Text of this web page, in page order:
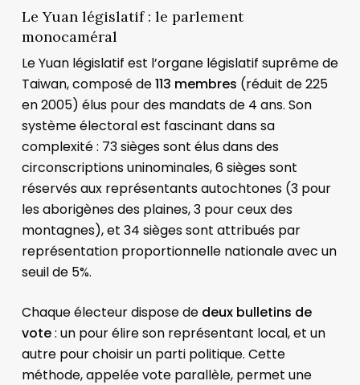
Le Yuan législatif : le parlement
monocaméral
Le Yuan législatif est l’organe législatif suprême de
Taiwan, composé de113 membres (réduit de 225
en 2005) élus pour des mandats de 4 ans. Son
système électoral est fascinant dans sa
complexité : 73 sièges sont élus dans des
circonscriptions uninominales, 6 sièges sont
réservés aux représentants autochtones (3 pour
les aborigènes des plaines, 3 pour ceux des
montagnes), et 34 sièges sont attribués par
représentation proportionnelle nationale avec un
seuil de 5%.
Chaque électeur dispose de deux bulletins de
vote: un pour élire son représentant local, et un
autre pour choisir un parti politique. Cette
méthode, appelée vote parallèle, permet une